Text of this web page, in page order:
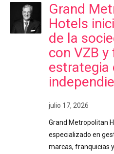
Grand
Hotels
de la
con VZB
estrategia
julio 17, 2026
Grand Metropolitan
especializado en
marcas, franquicias